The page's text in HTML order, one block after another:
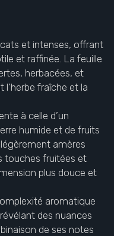
et intenses, offrant
et raffinée. La feuille
herbacées, et
l’herbe fraîche et la
à celle d’un
humide et de fruits
amères
touches fruitées et
plus douce et
aromatique
des nuances
de ses notes